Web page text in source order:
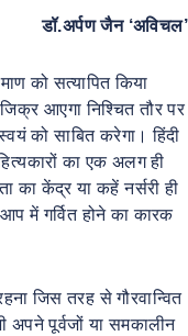
डॉ.अर्पण जैन ‘अविचल’
को सत्यापित किया
आएगा निश्चित तौर पर
को साबित करेगा। हिंदी
का एक अलग ही
का केंद्र या कहें नर्सरी ही
में गर्वित होने का कारक
जिस तरह से गौरवान्वित
अपने पूर्वजों या समकालीन